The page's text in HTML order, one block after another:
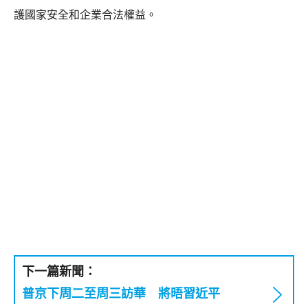
護國家安全和企業合法權益。
下一篇新聞：
普京下周二至周三訪華 將晤習近平